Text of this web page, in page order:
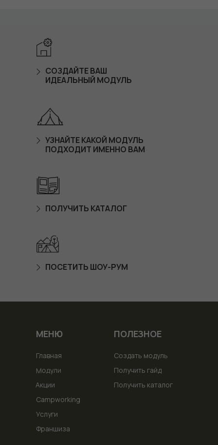
СОЗДАЙТЕ ВАШ
ИДЕАЛЬНЫЙ МОДУЛЬ
УЗНАЙТЕ КАКОЙ МОДУЛЬ
ПОДХОДИТ ИМЕННО ВАМ
ПОЛУЧИТЬ КАТАЛОГ
ПОСЕТИТЬ ШОУ-РУМ
МЕНЮ
Главная
Модули
Campworking
Услуги
Франшиза
Создать модуль
Получить каталог
ПОЛЕЗНОЕ
Акции
Получить гайд